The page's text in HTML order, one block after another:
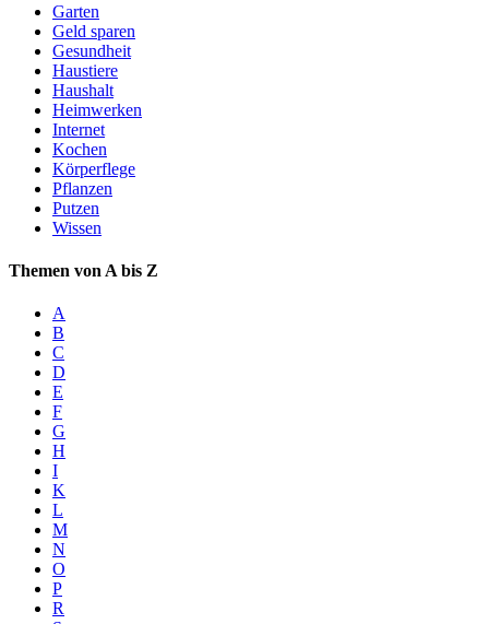
Garten
Geld sparen
Gesundheit
Haustiere
Haushalt
Heimwerken
Internet
Kochen
Körperflege
Pflanzen
Putzen
Wissen
Themen von A bis Z
A
B
C
D
E
F
G
H
I
K
L
M
N
O
P
R